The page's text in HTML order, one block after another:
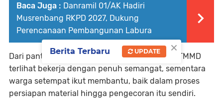
Baca Juga : Danramil 01/AK Hadiri
Musrenbang RKPD 2027, Dukung
Perencanaan Pembangunan Labura
Dari pantauan di lokasi, para anggota Satgas TMMD
terlihat bekerja dengan penuh semangat, sementara
warga setempat ikut membantu, baik dalam proses
persiapan material hingga pengecoran itu sendiri.
×
Berita Terbaru UPDATE